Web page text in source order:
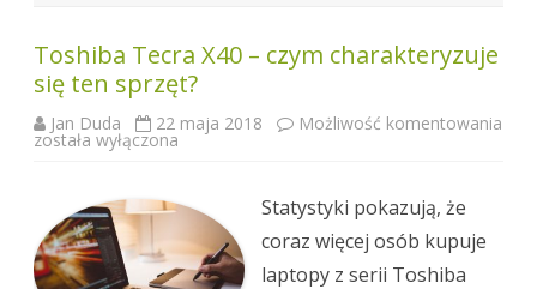
Toshiba Tecra X40 – czym charakteryzuje
się ten sprzęt?
Jan Duda 22 maja 2018 Możliwość komentowania
Toshiba
charakteryzuje
się
ten
sprzęt?
została wyłączona
Statystyki pokazują, że
coraz więcej osób kupuje
laptopy z serii Toshiba